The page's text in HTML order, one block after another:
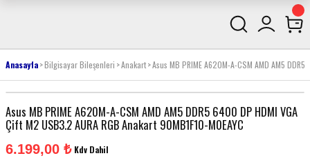
Anasayfa Bilgisayar Bileşenleri Anakart Asus MB PRIME A620M-A-CSM AMD AM5
Asus MB PRIME A620M-A-CSM AMD AM5 DDR5 6400 DP HDMI VGA
Çift M2 USB3.2 AURA RGB Anakart 90MB1F10-M0EAYC
6.199,00 ₺ Kdv Dahil